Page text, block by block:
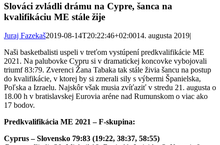
Slováci zvládli drámu na Cypre, šanca na
kvalifikáciu ME stále žije
Juraj Fazekaš2019-08-14T20:22:46+02:0014. augusta 2019|
Naši basketbalisti uspeli v treťom vystúpení predkvalifikácie ME
2021. Na palubovke Cypru si v dramatickej koncovke vybojovali
triumf 83:79. Zverenci Žana Tabaka tak stále živia šancu na postup
do kvalifikácie, v ktorej by si zmerali sily s výbermi Španielska,
Poľska a Izraelu. Najskôr však musia zvíťaziť v stredu 21. augusta o
18.00 h v bratislavskej Eurovia aréne nad Rumunskom o viac ako
17 bodov.
Predkvalifikácia ME 2021 – F-skupina:
Cyprus – Slovensko 79:83 (19:22, 38:37, 58:55)